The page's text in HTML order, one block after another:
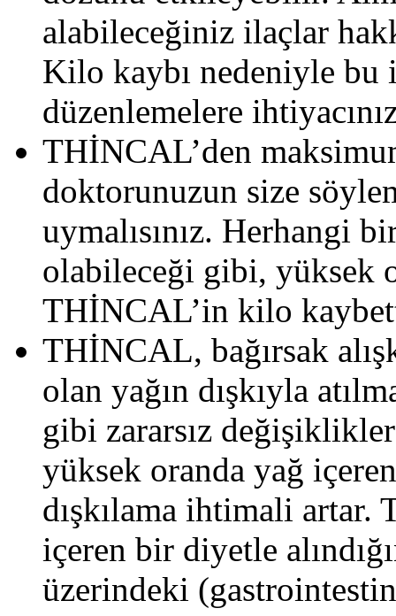
alabileceğiniz ilaçlar
Kilo kaybı nedeniyle bu
düzenlemelere
THİNCAL’den
doktorunuzun size
uymalısınız. Herhangi
olabileceği gibi, yüksek
THİNCAL’in kilo
THİNCAL, bağırsak
olan yağın dışkıyla
gibi zararsız
yüksek oranda yağ
dışkılama ihtimali
içeren bir diyetle
üzerindeki